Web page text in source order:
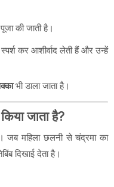
की जाती है।
कर आशीर्वाद लेती हैं और उन्हें
भी डाला जाता है।
जाता है?
जब महिला छलनी से चंद्रमा का
दिखाई देता है।